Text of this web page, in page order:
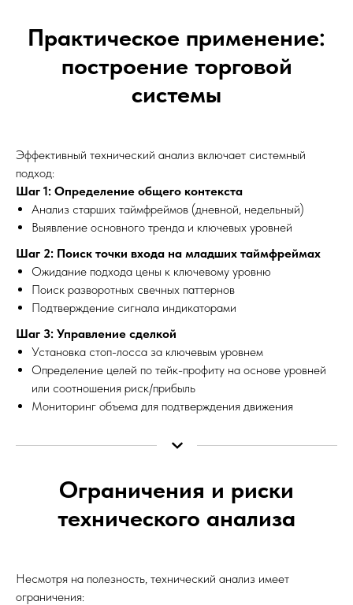
Практическое применение:
построение торговой
системы
Эффективный технический анализ включает системный
подход:
Шаг 1: Определение общего контекста
Анализ старших таймфреймов (дневной, недельный)
Выявление основного тренда и ключевых уровней
Шаг 2: Поиск точки входа на младших таймфреймах
Ожидание подхода цены к ключевому уровню
Поиск разворотных свечных паттернов
Подтверждение сигнала индикаторами
Шаг 3: Управление сделкой
Установка стоп-лосса за ключевым уровнем
Определение целей по тейк-профиту на основе уровней
или соотношения риск/прибыль
Мониторинг объема для подтверждения движения
Ограничения и риски
технического анализа
Несмотря на полезность, технический анализ имеет
ограничения: